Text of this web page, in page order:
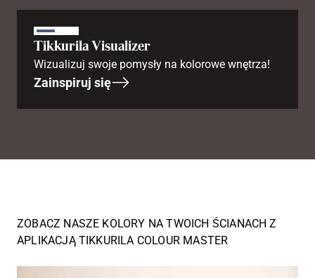
Tikkurila Visualizer
Wizualizuj swoje pomysły na kolorowe wnętrza!
Zainspiruj się
ZOBACZ NASZE KOLORY NA TWOICH ŚCIANACH Z
APLIKACJĄ TIKKURILA COLOUR MASTER